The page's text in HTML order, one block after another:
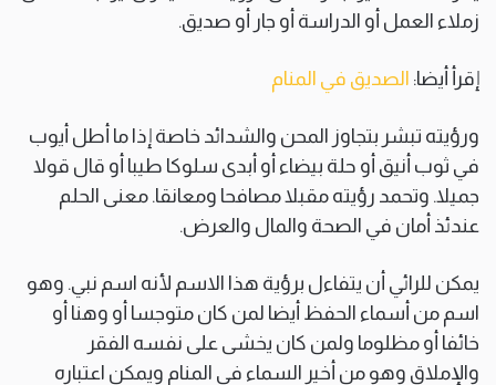
زملاء العمل أو الدراسة أو جار أو صديق.
إقرأ أيضا: الصديق في المنام
ورؤيته تبشر بتجاوز المحن والشدائد خاصة إذا ما أطل أيوب
في ثوب أنيق أو حلة بيضاء أو أبدى سلوكا طيبا أو قال قولا
جميلا. وتحمد رؤيته مقبلا مصافحا ومعانقا. معنى الحلم
عندئذ أمان في الصحة والمال والعرض.
يمكن للرائي أن يتفاءل برؤية هذا الاسم لأنه اسم نبي. وهو
اسم من أسماء الحفظ أيضا لمن كان متوجسا أو وهنا أو
خائفا أو مظلوما ولمن كان يخشى على نفسه الفقر
والإملاق وهو من أخير السماء في المنام ويمكن اعتباره